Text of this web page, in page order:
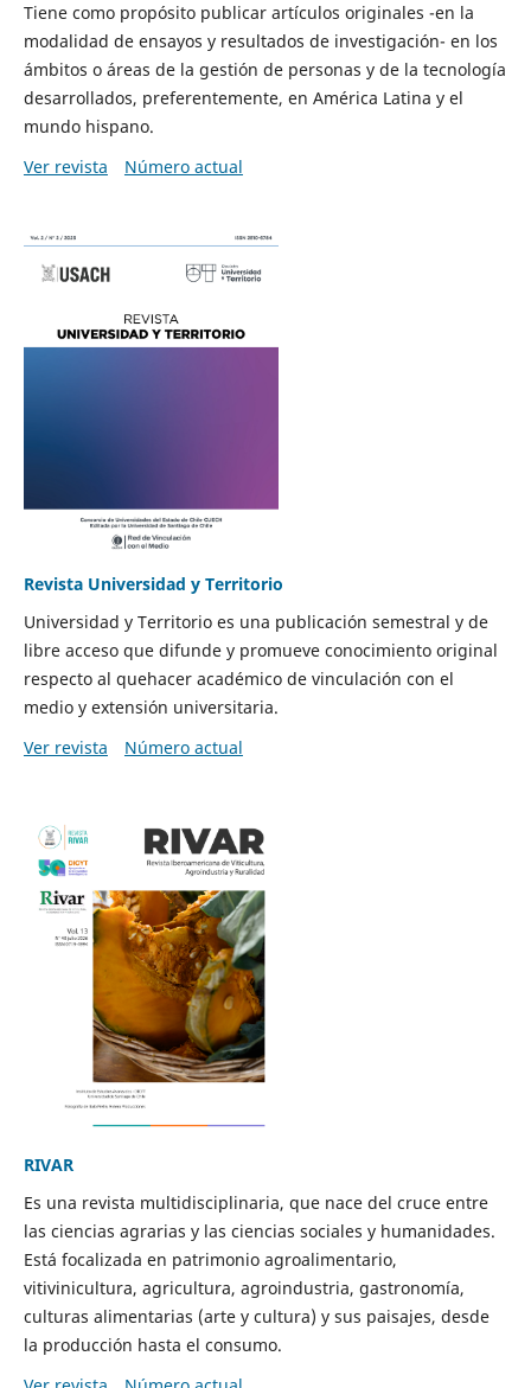
Tiene como propósito publicar artículos originales -en la
modalidad de ensayos y resultados de investigación- en los
ámbitos o áreas de la gestión de personas y de la tecnología
desarrollados, preferentemente, en América Latina y el
mundo hispano.
Ver revista
Número actual
Revista Universidad y Territorio
Universidad y Territorio es una publicación semestral y de
libre acceso que difunde y promueve conocimiento original
respecto al quehacer académico de vinculación con el
medio y extensión universitaria.
Ver revista
Número actual
RIVAR
Es una revista multidisciplinaria, que nace del cruce entre
las ciencias agrarias y las ciencias sociales y humanidades.
Está focalizada en patrimonio agroalimentario,
vitivinicultura, agricultura, agroindustria, gastronomía,
culturas alimentarias (arte y cultura) y sus paisajes, desde
la producción hasta el consumo.